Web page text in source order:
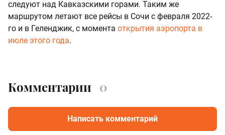
следуют над Кавказскими горами. Таким же
маршрутом летают все рейсы в Сочи с февраля 2022-
го и в Геленджик, с момента открытия аэропорта в
июле этого года.
Комментарии 0
Написать комментарий